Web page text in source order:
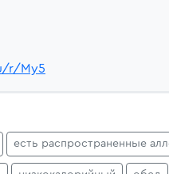
r/My5
есть распространенные